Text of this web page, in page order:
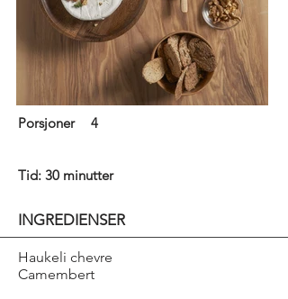
Porsjoner 4
Tid: 30 minutter
INGREDIENSER
Haukeli chevre
Camembert